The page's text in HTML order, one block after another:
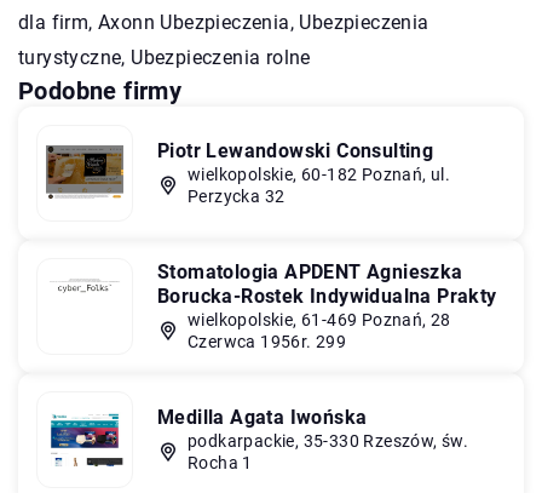
dla firm,Axonn Ubezpieczenia, Ubezpieczenia
turystyczne, Ubezpieczenia rolne
Podobne firmy
Piotr Lewandowski Consulting
wielkopolskie, 60-182 Poznań, ul.
Perzycka 32
Stomatologia APDENT Agnieszka
Borucka-Rostek Indywidualna Prakty
wielkopolskie, 61-469 Poznań, 28
Czerwca 1956r. 299
Medilla Agata Iwońska
podkarpackie, 35-330 Rzeszów, św.
Rocha 1